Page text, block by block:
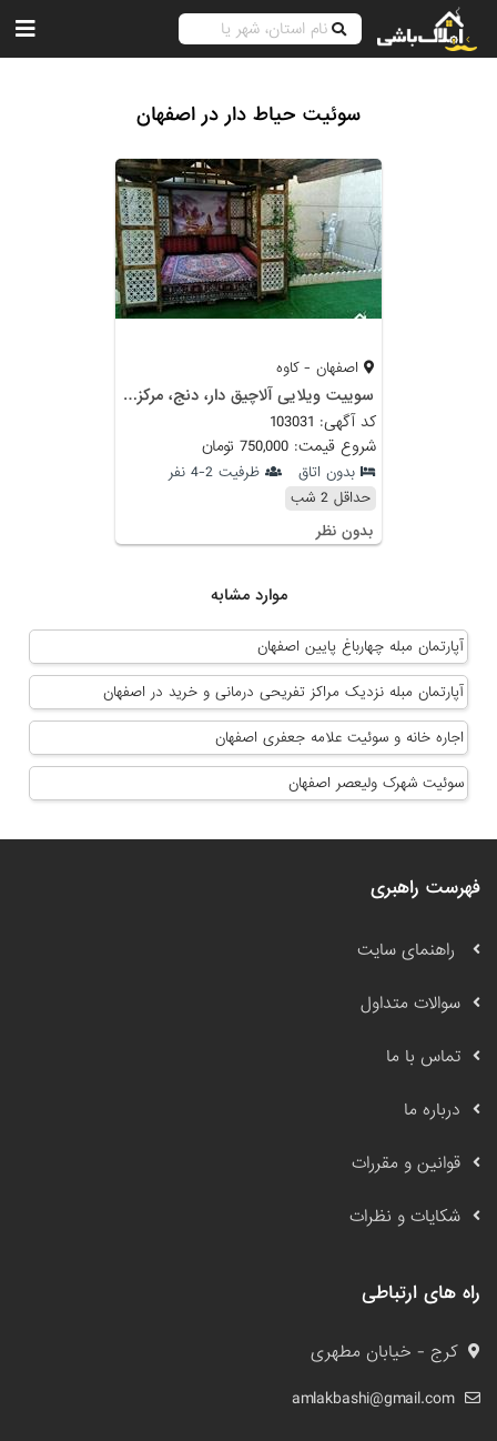
سوئیت حیاط دار در اصفهان
اصفهان - کاوه
سوییت ویلایی آلاچیق دار، دنج، مرکز شهر اصفهان
کد آگهی: 103031
شروع قیمت: 750,000 تومان
بدون اتاق
ظرفیت 2-4 نفر
حداقل 2 شب
بدون نظر
موارد مشابه
آپارتمان مبله چهارباغ پایین اصفهان
آپارتمان مبله نزدیک مراکز تفریحی درمانی و خرید در اصفهان
اجاره خانه و سوئیت علامه جعفری اصفهان
سوئیت شهرک ولیعصر اصفهان
فهرست راهبری
راهنمای سایت
سوالات متداول
تماس با ما
درباره ما
قوانین و مقررات
شکایات و نظرات
راه های ارتباطی
کرج - خیابان مطهری
amlakbashi@gmail.com